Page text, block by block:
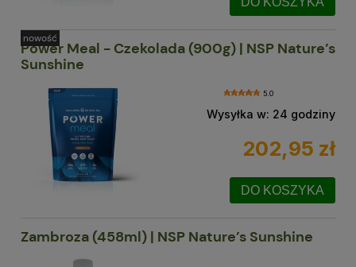
Power Meal - Czekolada (900g) | NSP Nature’s
Sunshine
5.0
Wysyłka w: 24 godziny
202,95 zł
DO KOSZYKA
nowość
Zambroza (458ml) | NSP Nature’s Sunshine